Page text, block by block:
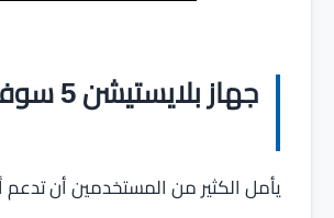
جهاز بلايستيشن 5 سوف يدعم نظام Dolby Atmos ؟